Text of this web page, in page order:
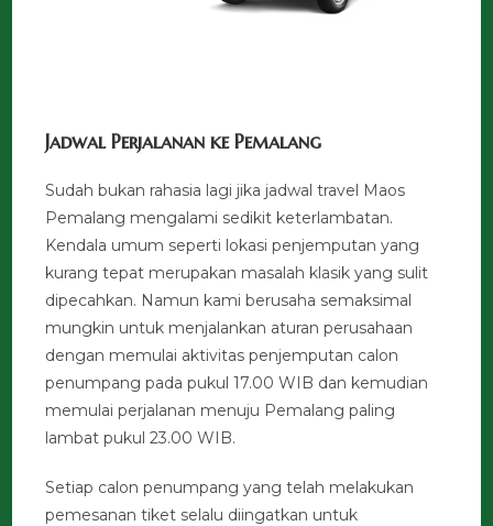
Jadwal Perjalanan ke Pemalang
Sudah bukan rahasia lagi jika jadwal travel Maos
Pemalang mengalami sedikit keterlambatan.
Kendala umum seperti lokasi penjemputan yang
kurang tepat merupakan masalah klasik yang sulit
dipecahkan. Namun kami berusaha semaksimal
mungkin untuk menjalankan aturan perusahaan
dengan memulai aktivitas penjemputan calon
penumpang pada pukul 17.00 WIB dan kemudian
memulai perjalanan menuju Pemalang paling
lambat pukul 23.00 WIB.
Setiap calon penumpang yang telah melakukan
pemesanan tiket selalu diingatkan untuk